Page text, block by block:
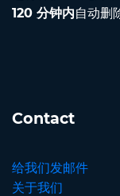
120 分钟内自动删
Contact
给我们发邮件
关于我们